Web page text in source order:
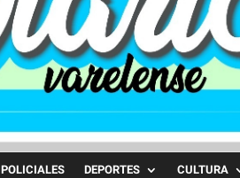
POLICIALES DEPORTES CULTURA